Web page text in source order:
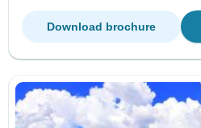
Download brochure